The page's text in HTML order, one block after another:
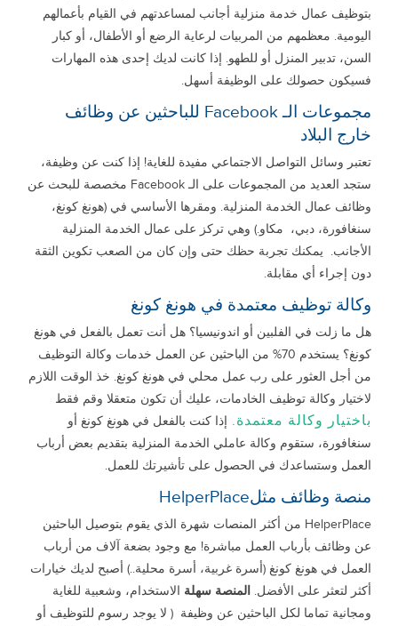
بتوظيف عمال خدمة منزلية أجانب لمساعدتهم في القيام بأعمالهم
اليومية. معظمهم من المربيات لرعاية الرضع أو الأطفال، أو كبار
السن، تدبير المنزل أو للطهو. إذا كانت لديك إحدى هذه المهارات
فسيكون حصولك على الوظيفة أسهل.
مجموعات الـ Facebook للباحثين عن وظائف
خارج البلاد
تعتبر وسائل التواصل الاجتماعي مفيدة للغاية! إذا كنت عن وظيفة،
ستجد العديد من المجموعات على الـ Facebook مخصصة للبحث عن
وظائف عمال الخدمة المنزلية. ومقرها الأساسي في (هونغ كونغ،
سنغافورة، دبي، مكاو.) وهي تركز على عمال الخدمة المنزلية
الأجانب. يمكنك تجربة حظك حتى وإن كان من الصعب تكوين الثقة
دون إجراء أي مقابلة.
وكالة توظيف معتمدة في هونغ كونغ
هل ما زلت في الفلبين أو اندونيسيا؟ هل أنت تعمل بالفعل في هونغ
كونغ؟ يستخدم 70% من الباحثين عن العمل خدمات وكالة التوظيف
من أجل العثور على رب عمل محلي في هونغ كونغ. خذ الوقت اللازم
لاختيار وكالة توظيف الخادمات، عليك أن تكون متعقلا وقم فقط
باختيار وكالة معتمدة. إذا كنت بالفعل في هونغ كونغ أو
سنغافورة، ستقوم وكالة عاملي الخدمة المنزلية بتقديم بعض أرباب
العمل وستساعدك في الحصول على تأشيرتك للعمل.
منصة وظائف مثلHelperPlace
HelperPlace من أكثر المنصات شهرة الذي يقوم بتوصيل الباحثين
عن وظائف بأرباب العمل مباشرة! مع وجود بضعة آلاف من أرباب
العمل في هونغ كونغ (أسرة غربية، أسرة محلية..) أصبح لديك خيارات
أكثر لتعثر على الأفضل. المنصة سهلة الاستخدام، وشعبية للغاية
ومجانية تماما لكل الباحثين عن وظيفة ( لا يوجد رسوم للتوظيف أو